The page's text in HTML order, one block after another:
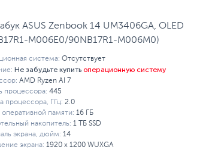
ASUS Zenbook 14 UM3406GA, OLED
M006E0/90NB17R1-M006M0)
система: Отсутствует
Не забудьте купить операционную систему
AMD Ryzen AI 7
процессора: 445
процессора, ГГц: 2.0
памяти: 16 ГБ
накопитель: 1 ТБ SSD
экрана, дюйм: 14
экрана: 1920 x 1200 WUXGA